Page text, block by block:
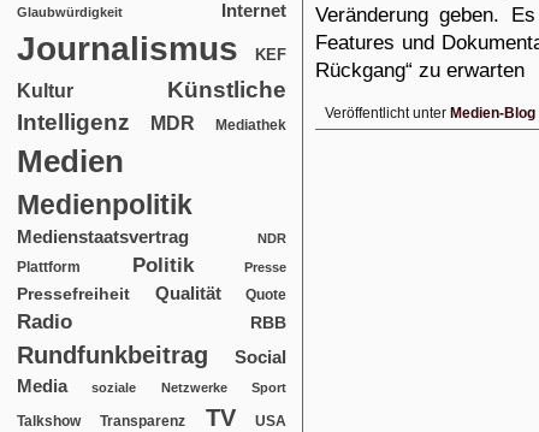
Glaubwürdigkeit Internet
Journalismus KEF
Kultur
Künstliche
Intelligenz
MDR Mediathek
Medien
Medienpolitik
Medienstaatsvertrag NDR
Plattform Politik Presse
Pressefreiheit Qualität Quote
Radio RBB
Rundfunkbeitrag
Social
Media
soziale Netzwerke Sport
Talkshow Transparenz TV USA
Veränderung geben.
Features und
Rückgang“ zu erwarten
Veröffentlicht unter Medien-Blog